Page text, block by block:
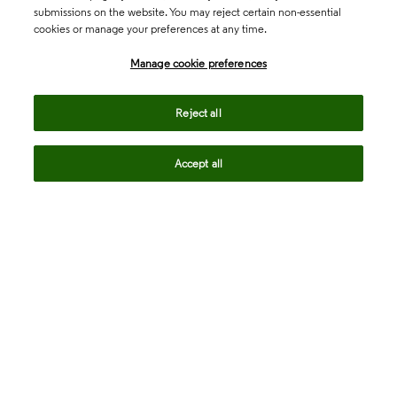
submissions on the website. You may reject certain non-essential
cookies or manage your preferences at any time.
Manage cookie preferences
Reject all
Accept all